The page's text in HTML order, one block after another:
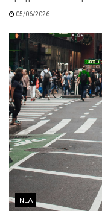
05/06/2026
ΝΈΑ